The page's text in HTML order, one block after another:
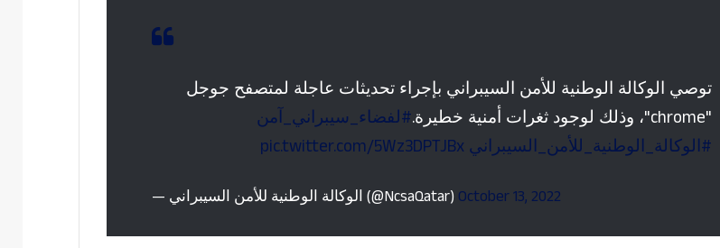
توصي الوكالة الوطنية للأمن السيبراني بإجراء تحديثات عاجلة لمتصفح جوجل
"chrome"، وذلك لوجود ثغرات أمنية خطيرة.
#لفضاء_سيبراني_آمن
#الوكالة_الوطنية_للأمن_السيبراني pic.twitter.com/5Wz3DPTJBx
— الوكالة الوطنية للأمن السيبراني (@NcsaQatar) October 13, 2022